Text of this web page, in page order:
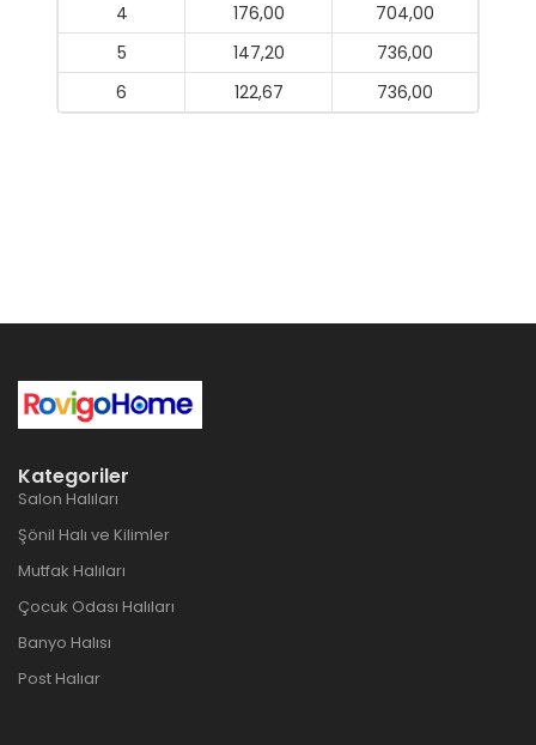
4
176,00
704,00
5
147,20
736,00
6
122,67 736,00
Kategoriler
Salon Halıları
Şönil Halı ve Kilimler
Mutfak Halıları
Çocuk Odası Halıları
Banyo Halısı
Post Halıar